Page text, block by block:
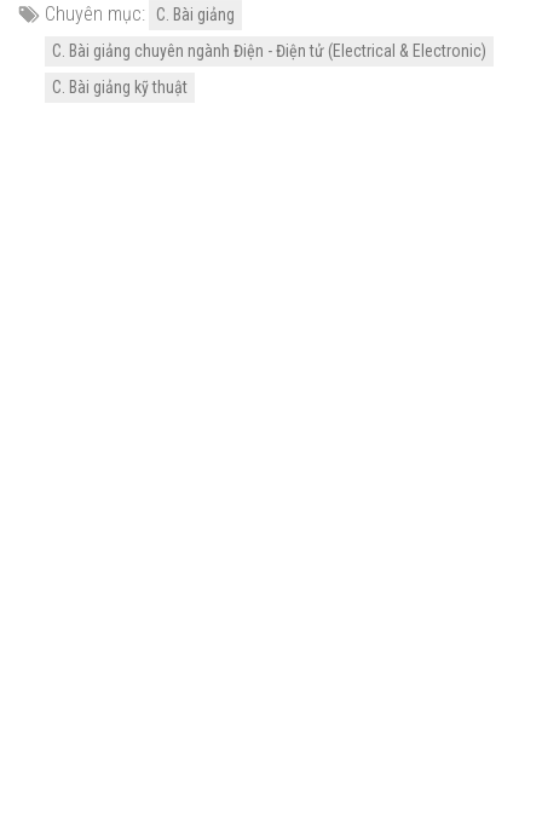
Chuyên mục:
C. Bài giảng
C. Bài giảng chuyên ngành Điện - Điện tử (Electrical & Electronic)
C. Bài giảng kỹ thuật